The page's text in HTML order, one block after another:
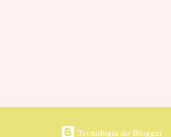
Tecnologia do Blogger